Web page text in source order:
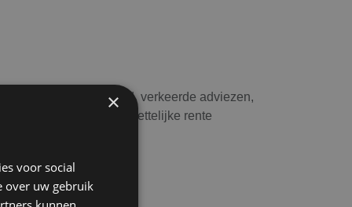
zoals nalatigheid, verkeerde adviezen,
verweerkosten en wettelijke rente
×
voor social
over uw gebruik